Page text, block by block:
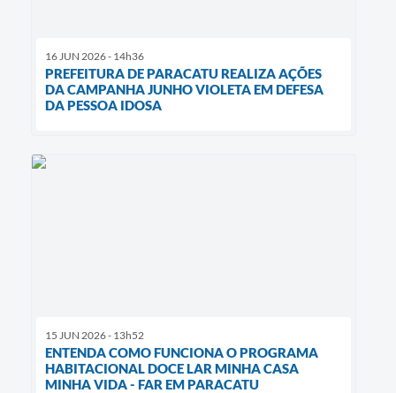
16 JUN 2026 - 14h36
PREFEITURA DE PARACATU REALIZA AÇÕES
DA CAMPANHA JUNHO VIOLETA EM DEFESA
DA PESSOA IDOSA
15 JUN 2026 - 13h52
ENTENDA COMO FUNCIONA O PROGRAMA
HABITACIONAL DOCE LAR MINHA CASA
MINHA VIDA - FAR EM PARACATU